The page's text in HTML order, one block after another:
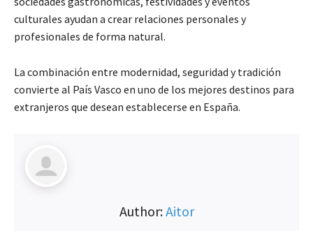
culturales ayudan a crear relaciones personales y
profesionales de forma natural.
La combinación entre modernidad, seguridad y tradición
convierte al País Vasco en uno de los mejores destinos para
extranjeros que desean establecerse en España.
Author:Aitor